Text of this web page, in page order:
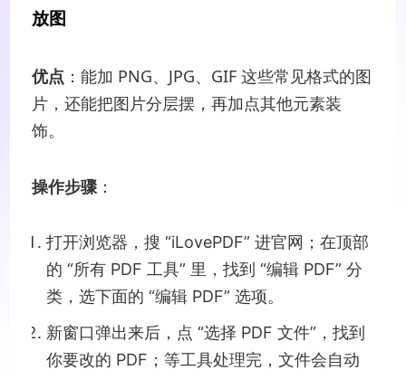
放图
优点 ：能加 PNG、JPG、GIF 这些常见格式的图
片，还能把图片分层摆，再加点其他元素装
饰。
操作步骤 ：
打开浏览器，搜 “iLovePDF” 进官网；在顶部
的 “所有 PDF 工具” 里，找到 “编辑 PDF” 分
类，选下面的 “编辑 PDF” 选项。
新窗口弹出来后，点 “选择 PDF 文件”，找到
你要改的 PDF；等工具处理完，文件会自动